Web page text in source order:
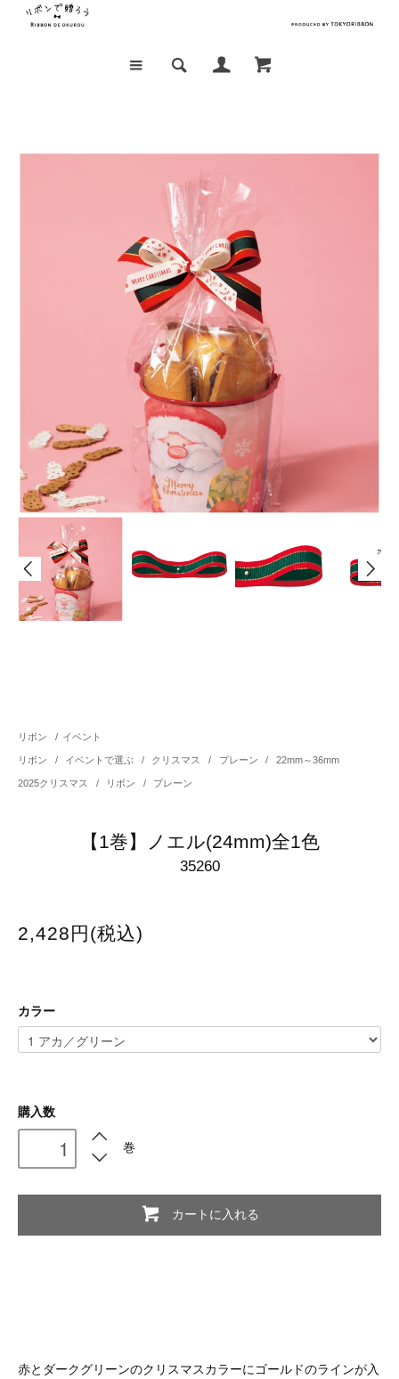
リボン / イベント
リボン / イベントで選ぶ / クリスマス / プレーン / 22mm～36mm
2025クリスマス / リボン / プレーン
【1巻】ノエル(24mm)全1色
35260
2,428円(税込)
カラー
購入数
巻
カートに入れる
赤とダークグリーンのクリスマスカラーにゴールドのラインが入